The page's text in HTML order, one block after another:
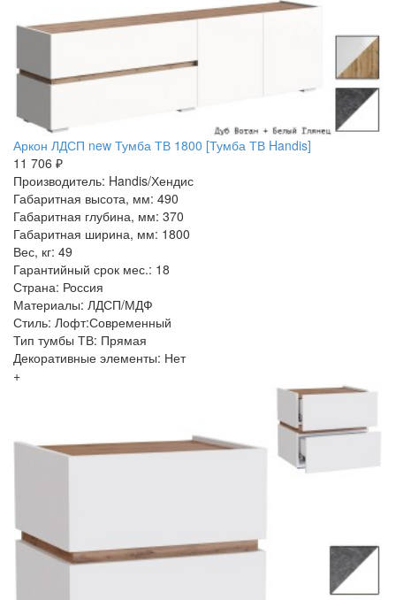
Аркон ЛДСП new Тумба ТВ 1800 [Тумба ТВ Handis]
11 706 ₽
Производитель: Handis/Хендис
Габаритная высота, мм: 490
Габаритная глубина, мм: 370
Габаритная ширина, мм: 1800
Вес, кг: 49
Гарантийный срок мес.: 18
Страна: Россия
Материалы: ЛДСП/МДФ
Стиль: Лофт:Современный
Тип тумбы ТВ: Прямая
Декоративные элементы: Нет
+